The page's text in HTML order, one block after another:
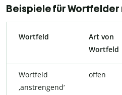
Beispiele für Wortfelder
Wortfeld
Art von
Wortfeld
Wortfeld
‚anstrengend‘
offen